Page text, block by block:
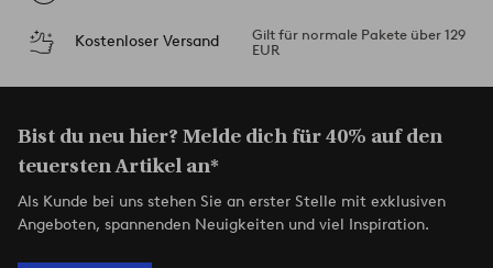
Kostenloser Versand
Gilt für normale Pakete über 129
EUR
Bist du neu hier? Melde dich für 40% auf den
teuersten Artikel an*
Als Kunde bei uns stehen Sie an erster Stelle mit exklusiven
Angeboten, spannenden Neuigkeiten und viel Inspiration.